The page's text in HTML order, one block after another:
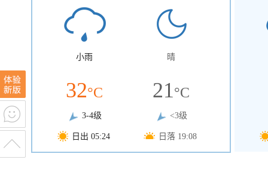
小雨
32°C
3-4级
日出 05:24
晴
21°C
<3级
日落 19:08